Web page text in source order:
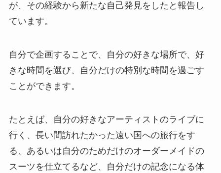
が、その経験から新たな自己発見をしたと報告し
ています。
自分で企画することで、自分の好きな場所で、好
きな時間を選び、自分だけの特別な時間を過ごす
ことができます。
たとえば、自分の好きなアーティストのライブに
行く、長い間訪れたかった遠い国への旅行をす
る、あるいは自分のためだけのオーダーメイドの
スーツを仕立てるなど、自分だけの記念になる体